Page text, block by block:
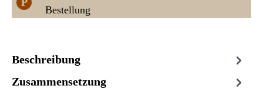
Bestellung
Beschreibung
Zusammensetzung